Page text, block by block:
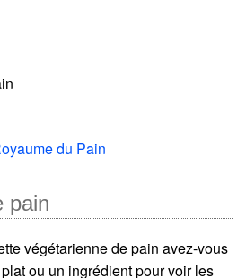
du Pain
pain
végétarienne de pain avez-vous
ou un ingrédient pour voir les